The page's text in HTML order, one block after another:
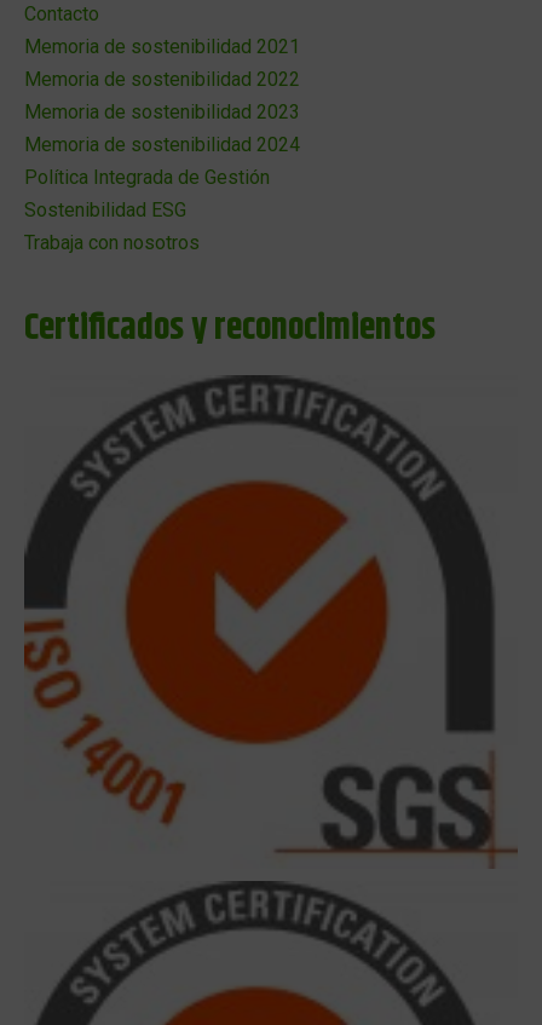
Contacto
Memoria de sostenibilidad 2021
Memoria de sostenibilidad 2022
Memoria de sostenibilidad 2023
Memoria de sostenibilidad 2024
Política Integrada de Gestión
Sostenibilidad ESG
Trabaja con nosotros
Certificados y reconocimientos